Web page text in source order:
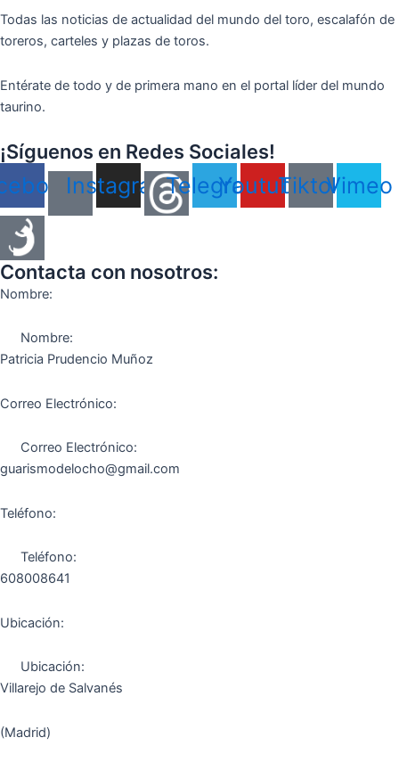
Todas las noticias de actualidad del mundo del toro, escalafón de
toreros, carteles y plazas de toros.
Entérate de todo y de primera mano en el portal líder del mundo
taurino.
¡Síguenos en Redes Sociales!
InstagramTelegramYoutubeTiktokVimeo
Contacta con nosotros:
Nombre:
Nombre:
Patricia Prudencio Muñoz
Correo Electrónico:
Correo Electrónico:
guarismodelocho@gmail.com
Teléfono:
Teléfono:
608008641
Ubicación:
Ubicación:
Villarejo de Salvanés
(Madrid)